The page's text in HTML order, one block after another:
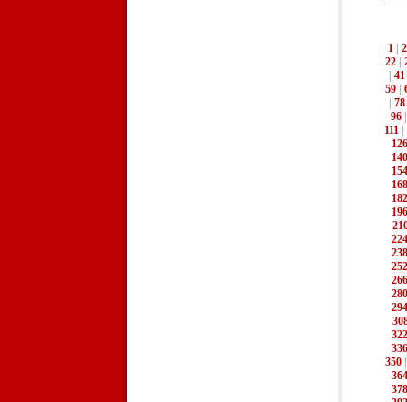
1
2
22|
41
59|
78
96
111|
126
140
154
168
182
196
224
238
252
266
280
294
322
336
350
364
378